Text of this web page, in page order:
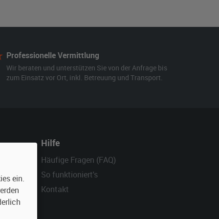
Professionelle Vermittlung
Wir beraten und unterstützen Sie von der Anfrage bis
zum Einsatz vor Ort, inkl. Betreuung und Transport.
Hilfe
Häufige Fragen (FAQ)
So funktioniert's
Kontakt
ein.